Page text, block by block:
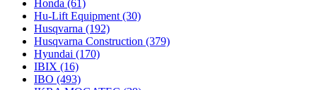
Honda (61)
Hu-Lift Equipment (30)
Husqvarna (192)
Husqvarna Construction (379)
Hyundai (170)
IBIX (16)
IBO (493)